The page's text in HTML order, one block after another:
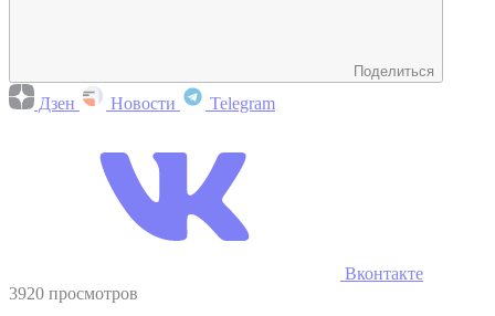
Поделиться
Дзен Новости Telegram
Вконтакте
3920 просмотров